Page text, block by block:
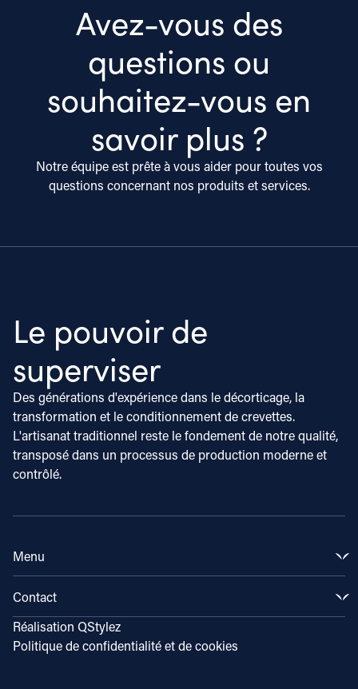
Avez-vous des
questions ou
souhaitez-vous en
savoir plus ?
Notre équipe est prête à vous aider pour toutes vos
questions concernant nos produits et services.
Le pouvoir de
superviser
Des générations d'expérience dans le décorticage, la
transformation et le conditionnement de crevettes.
L'artisanat traditionnel reste le fondement de notre qualité,
transposé dans un processus de production moderne et
contrôlé.
Menu
Marchés
Notre histoire
Connaissances et Inspiration
Contact
Rue Hyacinthe 16
1131 HW Volendam
Réalisation QStylez
Politique de confidentialité et de cookies